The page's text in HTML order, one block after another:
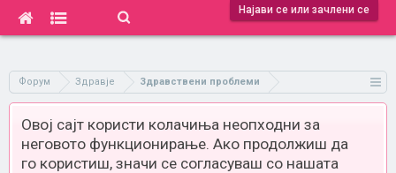
Најави се или зачлени се
Форум Здравје Здравствени проблеми
Овој сајт користи колачиња неопходни за
неговото функционирање. Ако продолжиш да
го користиш, значи се согласуваш со нашата